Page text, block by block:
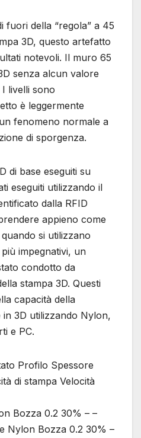
fuori della “regola” a 45
3D, questo artefatto
notevoli. Il muro 65
senza alcun valore
livelli sono
è leggermente
fenomeno normale a
di sporgenza.
di base eseguiti su
eseguiti utilizzando il
dalla RFID
appieno come
si utilizzano
impegnativi, un
condotto da
stampa 3D. Questi
capacità della
in 3D utilizzando Nylon,
e PC.
Profilo Spessore
di stampa Velocità
Bozza 0.2 30% – –
Nylon Bozza 0.2 30% –